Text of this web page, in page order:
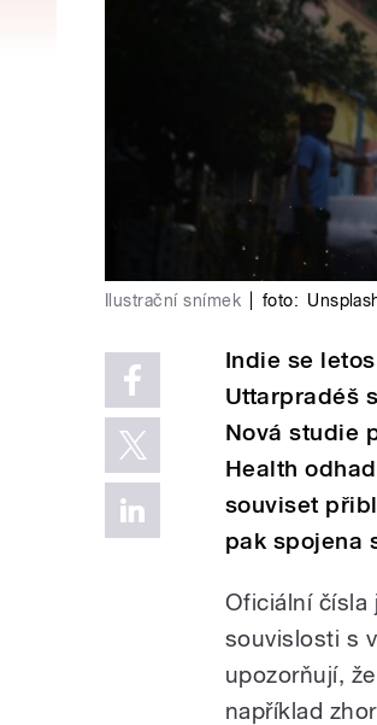
Ilustrační snímek foto:
Indie se
Uttarpradéš
Nová studie
Health
souviset
pak spojena
Oficiální čísla
souvislosti s
upozorňují,
například